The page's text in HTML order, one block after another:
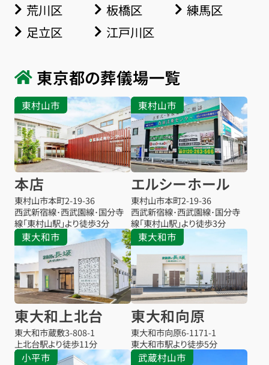
荒川区
板橋区
練馬区
足立区
江戸川区
東京都の葬儀場一覧
東村山市
本店
東村山市本町2-19-36
西武新宿線･西武園線･国分寺
線「東村山駅」より徒歩3分
東村山市
エルシーホール
東村山市本町2-19-36
西武新宿線･西武園線･国分寺
線「東村山駅」より徒歩3分
東大和市
東大和上北台
東大和市蔵敷3-808-1
上北台駅より徒歩11分
東大和市
東大和向原
東大和市向原6-1171-1
東大和市駅より徒歩5分
小平市 武蔵村山市